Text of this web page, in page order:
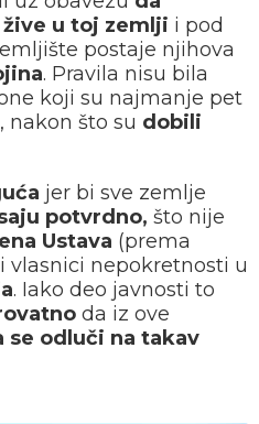
u toj zemlji i pod
postaje njihova
. Pravila nisu bila
koji su najmanje pet
nakon što su dobili
jer bi sve zemlje
potvrdno, što nije
Ustava (prema
vlasnici nepokretnosti u
. Iako deo javnosti to
da iz ove
se odluči na takav